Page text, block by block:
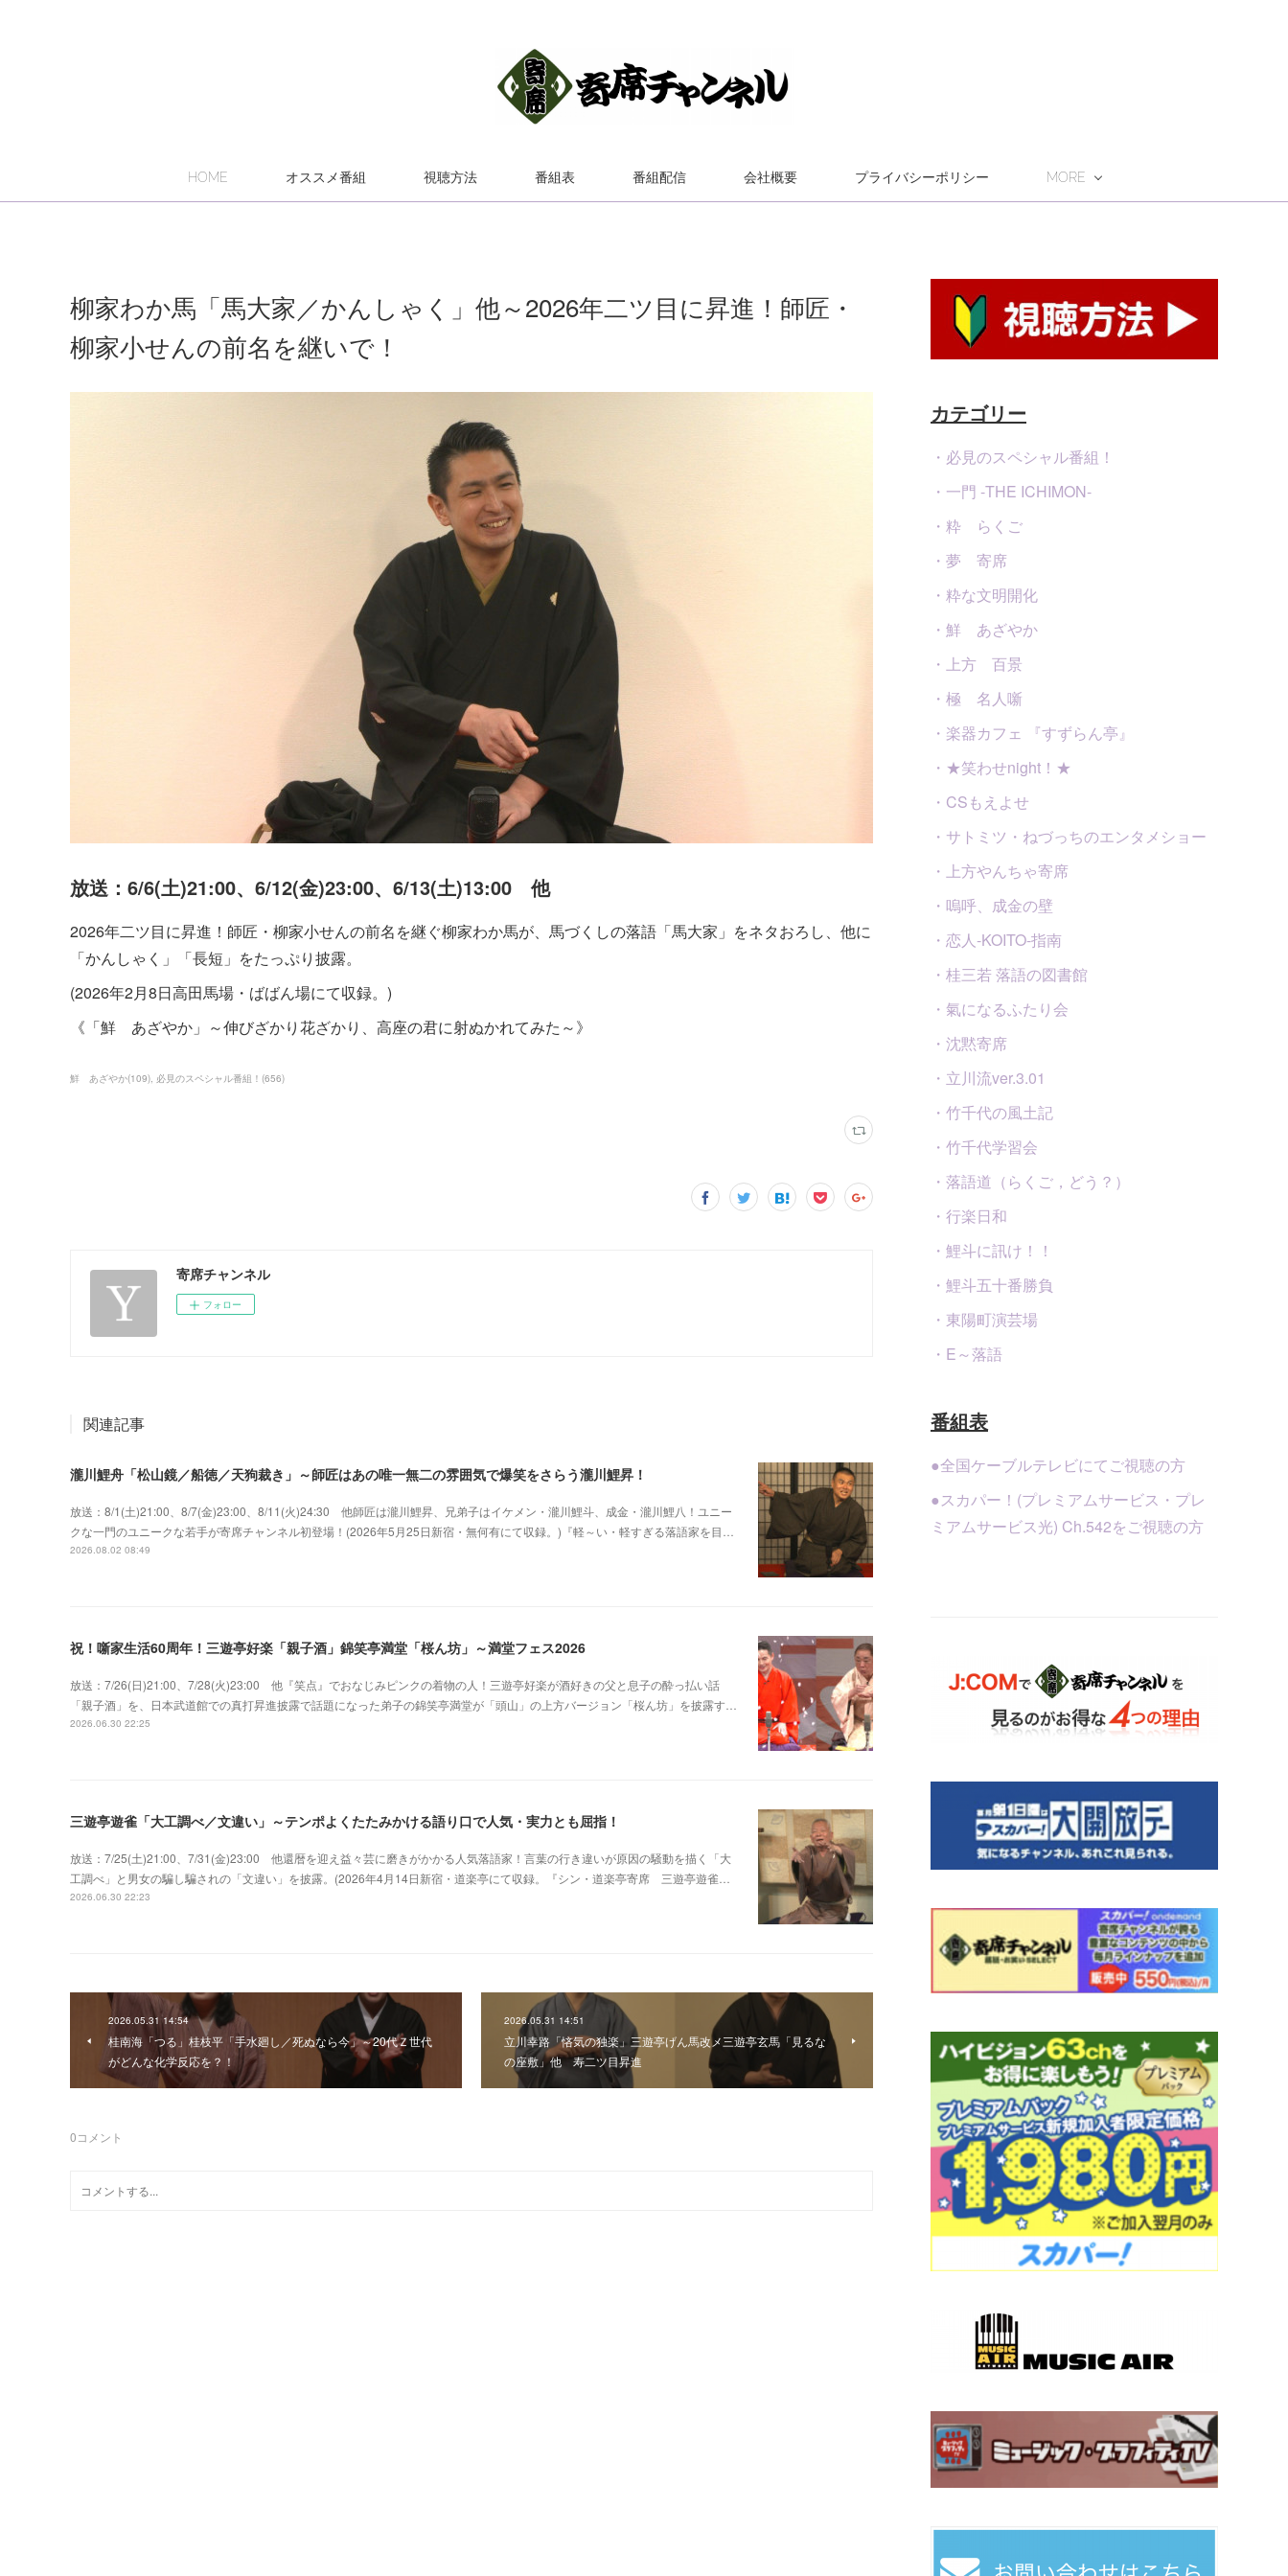
HOME オススメ番組 視聴方法 番組表 番組配信 会社概要 プライバシーポリシー MORE
柳家わか馬「馬大家／かんしゃく」他～2026年二ツ目に昇進！師匠・
柳家小せんの前名を継いで！
放送：6/6(土)21:00、6/12(金)23:00、6/13(土)13:00 他
2026年二ツ目に昇進！師匠・柳家小せんの前名を継ぐ柳家わか馬が、馬づくしの落語「馬大家」をネタおろし、他に
「かんしゃく」「長短」をたっぷり披露。
(2026年2月8日高田馬場・ばばん場にて収録。)
《「鮮 あざやか」～伸びざかり花ざかり、高座の君に射ぬかれてみた～》
鮮 あざやか(109) 必見のスペシャル番組！ (656)
寄席チャンネル
フォロー
関連記事
瀧川鯉舟「松山鏡／船徳／天狗裁き」～師匠はあの唯一無二の雰囲気で爆笑をさらう瀧川鯉昇！
放送：8/1(土)21:00、8/7(金)23:00、8/11(火)24:30 他師匠は瀧川鯉昇、兄弟子はイケメン・瀧川鯉斗、成金・瀧川鯉八！ユニー
クな一門のユニークな若手が寄席チャンネル初登場！(2026年5月25日新宿・無何有にて収録。)『軽～い・軽すぎる落語家を目…
2026.08.02 08:49
祝！噺家生活60周年！三遊亭好楽「親子酒」錦笑亭満堂「桜ん坊」～満堂フェス2026
放送：7/26(日)21:00、7/28(火)23:00 他『笑点』でおなじみピンクの着物の人！三遊亭好楽が酒好きの父と息子の酔っ払い話
「親子酒」を、日本武道館での真打昇進披露で話題になった弟子の錦笑亭満堂が「頭山」の上方バージョン「桜ん坊」を披露す…
2026.06.30 22:25
三遊亭遊雀「大工調べ／文違い」～テンポよくたたみかける語り口で人気・実力とも屈指！
放送：7/25(土)21:00、7/31(金)23:00 他還暦を迎え益々芸に磨きがかかる人気落語家！言葉の行き違いが原因の騒動を描く「大
工調べ」と男女の騙し騙されの「文違い」を披露。(2026年4月14日新宿・道楽亭にて収録。『シン・道楽亭寄席 三遊亭遊雀…
2026.06.30 22:23
2026.05.31 14:54
桂南海「つる」桂枝平「手水廻し／死ぬなら今」～20代Ｚ世代
がどんな化学反応を？！
2026.05.31 14:51
立川幸路「悋気の独楽」三遊亭げん馬改メ三遊亭玄馬「見るな
の座敷」他 寿二ツ目昇進
0コメント
カテゴリー
・必見のスペシャル番組！
・一門 -THE ICHIMON-
・粋 らくご
・夢 寄席
・粋な文明開化
・鮮 あざやか
・上方 百景
・極 名人噺
・楽器カフェ 『すずらん亭』
・★笑わせnight！★
・CSもえよせ
・サトミツ・ねづっちのエンタメショー
・上方やんちゃ寄席
・嗚呼、成金の壁
・恋人-KOITO-指南
・桂三若 落語の図書館
・氣になるふたり会
・沈黙寄席
・立川流ver.3.01
・竹千代の風土記
・竹千代学習会
・落語道（らくご，どう？）
・行楽日和
・鯉斗に訊け！！
・鯉斗五十番勝負
・東陽町演芸場
・E～落語
番組表
●全国ケーブルテレビにてご視聴の方
●スカパー！(プレミアムサービス・プレ
ミアムサービス光) Ch.542をご視聴の方